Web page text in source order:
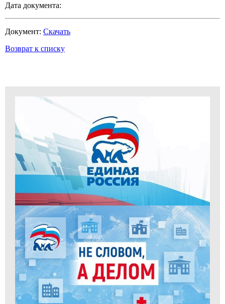
Дата документа:
Документ: Скачать
Возврат к списку